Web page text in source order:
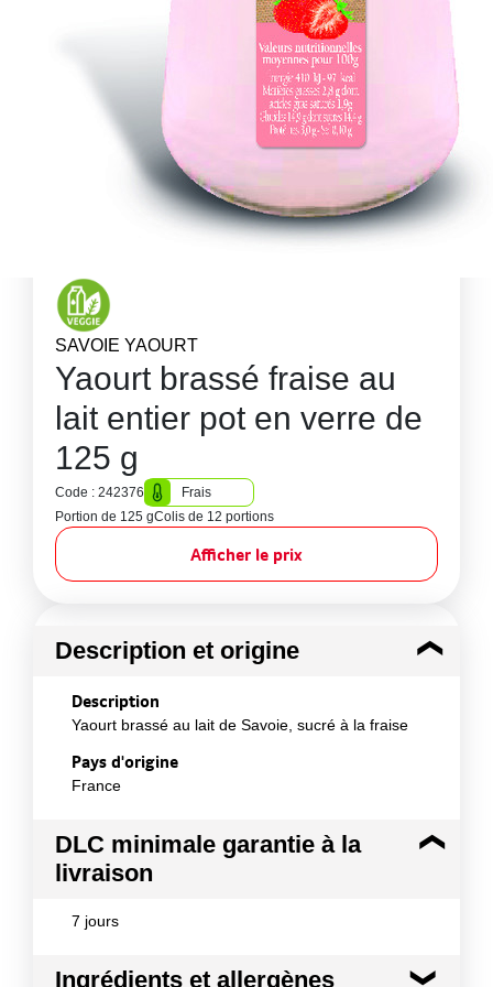
SAVOIE YAOURT
Yaourt brassé fraise au
lait entier pot en verre de
125 g
Code : 242376
Frais
Portion de 125 gColis de 12 portions
Afficher le prix
Description et origine
Description
Yaourt brassé au lait de Savoie, sucré à la fraise
Pays d'origine
France
DLC minimale garantie à la
livraison
7 jours
Ingrédients et allergènes